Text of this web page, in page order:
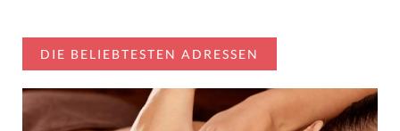
DIE BELIEBTESTEN ADRESSEN